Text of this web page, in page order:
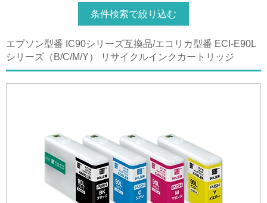
条件検索で絞り込む
エプソン型番 IC90シリーズ互換品/エコリカ型番 ECI-E90L
シリーズ（B/C/M/Y） リサイクルインクカートリッジ